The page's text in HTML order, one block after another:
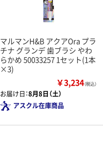
マルマンH&B アクアOra プラ
チナ グランデ 歯ブラシ やわ
らかめ 50033257 1セット(1本
×3)
￥3,234（税込）
お届け日：8月8日（土）
アスクル在庫商品